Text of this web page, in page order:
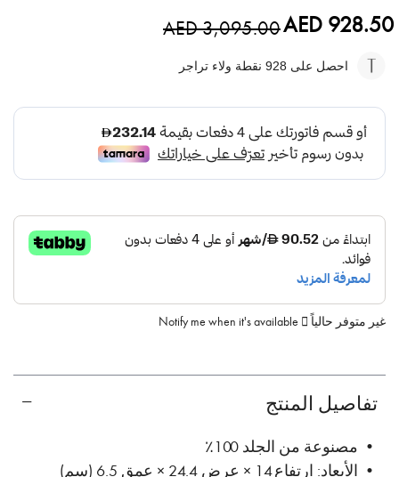
AED 928.50
AED 3,095.00
احصل على 928 نقطة ولاء تراجر
غير متوفر حالياً Notify me when it's available
تفاصيل المنتج
• مصنوعة من الجلد 100٪
• الأبعاد: ارتفاع 14 × عرض 24.4 × عمق 6.5 (سم)